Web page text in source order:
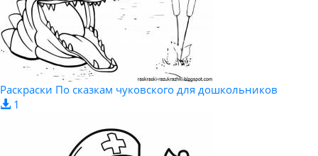
Раскраски По сказкам чуковского для дошкольников
1